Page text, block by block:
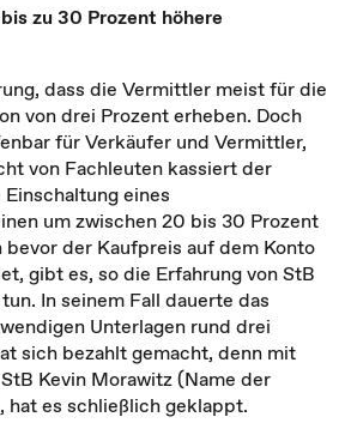
zu 30 Prozent höhere
dass die Vermittler meist für die
von drei Prozent erheben. Doch
für Verkäufer und Vermittler,
von Fachleuten kassiert der
eines
um zwischen 20 bis 30 Prozent
bevor der Kaufpreis auf dem Konto
gibt es, so die Erfahrung von StB
In seinem Fall dauerte das
Unterlagen rund drei
sich bezahlt gemacht, denn mit
Kevin Morawitz (Name der
hat es schließlich geklappt.